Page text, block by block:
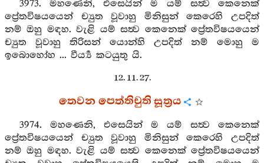
3973. මහණෙනි, එසෙයින් ම යම් සත්‍ව කෙනෙක්
ප්‍රේතවිෂයයෙන් ච්‍යුත වූවාහු මිනිසුන් කෙරෙහි උපදිත්
නම් ඔහු මඳහ. වැළි යම් සත්‍ව කෙනෙක් ප්‍රේතවිෂයයෙන්
ච්‍යුත වූවාහු තිරිසන් යොන්හි උපදිත් නම් මොහු ම
ඉබොහෝහ ... වීර්‍ය්‍ය කටයුතු යි.
12. 11. 27.
තෙවන පෙත්තිචුති සූත්‍රය
3974. මහණෙනි, එසෙයින් ම යම් සත්‍ව කෙනෙක්
ප්‍රේතවිෂයයෙන් ච්‍යුත වූවාහු මිනිසුන් කෙරෙහි උපදිත්
නම් ඔහු මඳහ. වැළි යම් සත්‍ව කෙනෙක් ප්‍රේතවිෂයයෙන්